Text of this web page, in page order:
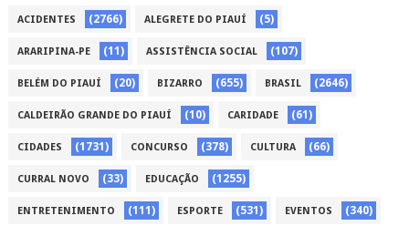
ACIDENTES (2766) ALEGRETE DO PIAUÍ (5)
ARARIPINA-PE (11) ASSISTÊNCIA SOCIAL (107)
BELÉM DO PIAUÍ (20) BIZARRO (655) BRASIL (2646)
CALDEIRÃO GRANDE DO PIAUÍ (10) CARIDADE (61)
CIDADES (1731) CONCURSO (378) CULTURA (66)
CURRAL NOVO (33) EDUCAÇÃO (1255)
ENTRETENIMENTO (111) ESPORTE (531) EVENTOS (340)